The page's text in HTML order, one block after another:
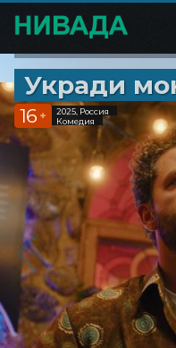
Укради
16 +
2025, Россия
Комедия